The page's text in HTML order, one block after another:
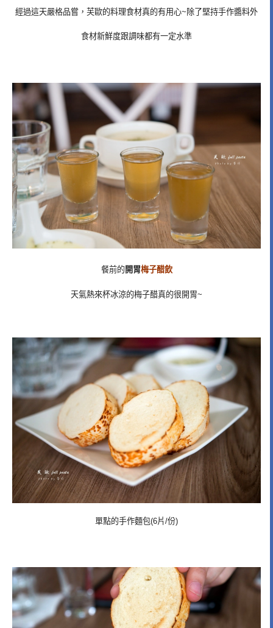
經過這天嚴格品嘗，芙歐的料理食材真的有用心~除了堅持手作醬料外
食材新鮮度跟調味都有一定水準
餐前的開胃梅子醋飲
天氣熱來杯冰涼的梅子醋真的很開胃~
單點的手作麵包(6片/份)